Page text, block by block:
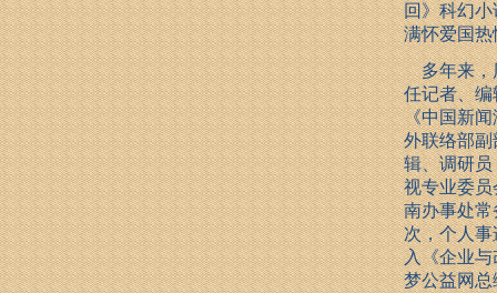
回》科幻
满怀爱国
多年来，
任记者、
《中国新
外联络部
辑、调研
视专业委
南办事处
次，个人
入《企业
梦公益网